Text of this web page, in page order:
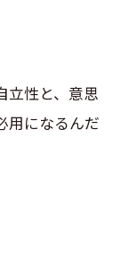
立性と、意思
用になるんだ